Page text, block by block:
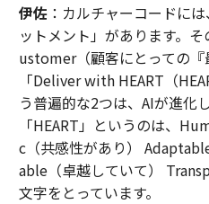
伊佐：カルチャーコードに
ットメント」があります。
ustomer（顧客にとっての『
「Deliver with HEART（
う普遍的な2つは、AIが進化
「HEART」というのは、
c（共感性があり）
able（卓越していて）
文字をとっています。